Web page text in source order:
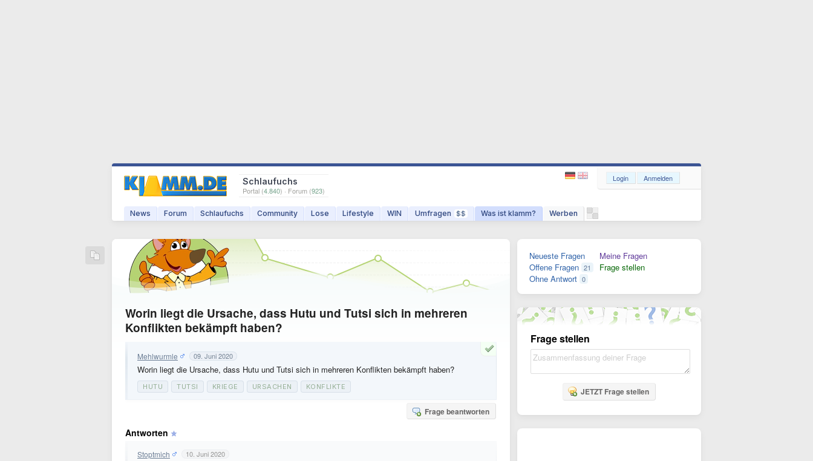
Schlaufuchs
Portal (4.840) · Forum (923)
News Forum Schlaufuchs Community Lose Lifestyle WIN Umfragen $$ Was ist klamm? Werben
Login Anmelden
Worin liegt die Ursache, dass Hutu und Tutsi sich in mehreren
Konflikten bekämpft haben?
Mehlwurmle 09. Juni 2020
Worin liegt die Ursache, dass Hutu und Tutsi sich in mehreren Konflikten bekämpft haben?
HUTU TUTSI KRIEGE URSACHEN KONFLIKTE
Frage beantworten
Antworten
Stoptmich 10. Juni 2020
Neueste Fragen
Offene Fragen 21
Ohne Antwort 0
Meine Fragen
Frage stellen
Frage stellen
JETZT Frage stellen